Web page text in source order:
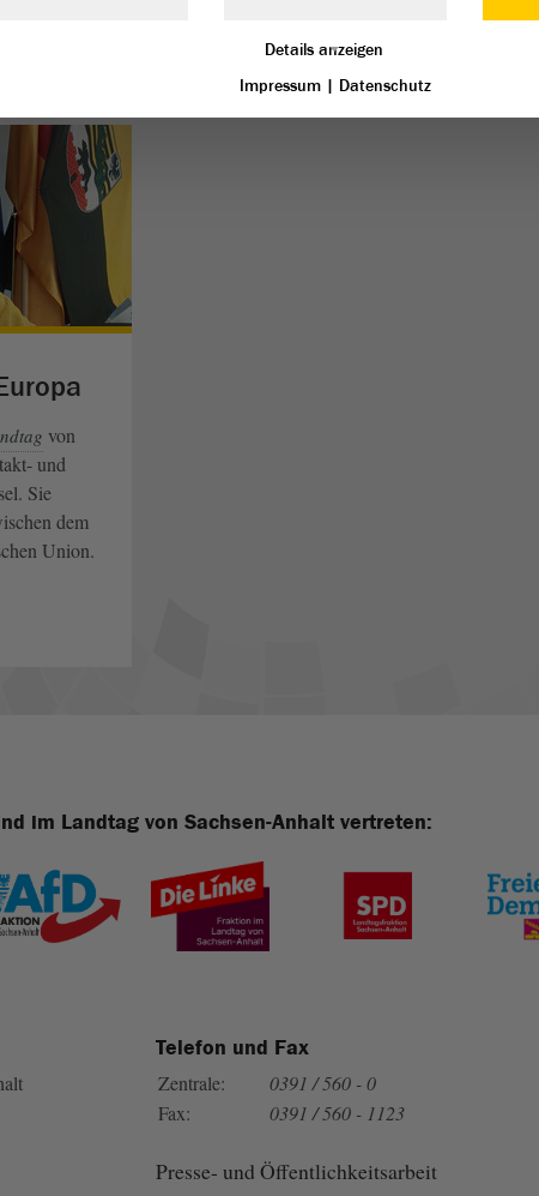
von
und
Sie
dem
Union.
im Landtag von Sachsen-Anhalt vertreten:
Telefon und Fax
Zentrale:
0391 / 560 - 0
Fax:
0391 / 560 - 1123
Presse- und Öffentlichkeitsarbeit
Details anzeigen
Impressum | Datenschutz